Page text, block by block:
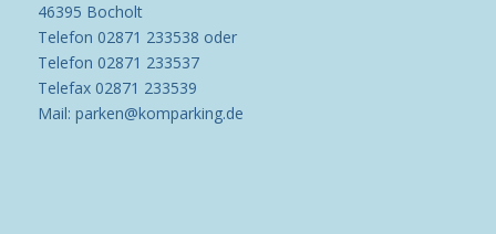
46395 Bocholt
Telefon 02871 233538 oder
Telefon 02871 233537
Telefax 02871 233539
Mail: parken@komparking.de